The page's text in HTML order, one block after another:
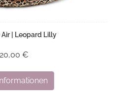
Air | Leopard Lilly
€